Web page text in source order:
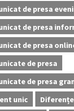
de presa
de presa
de presa
de presa
de presa
unic